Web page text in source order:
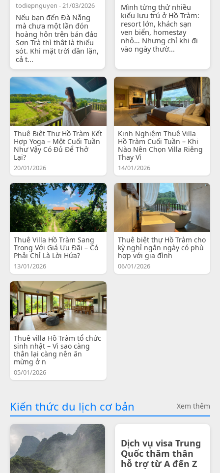
todiepnguyen - 21/03/2026
Nếu bạn đến Đà Nẵng
mà chưa một lần đón
hoàng hôn trên bán đảo
Sơn Trà thì thật là thiếu
sót. Khi mặt trời dần lặn,
cả t...
Mình từng thử nhiều
kiểu lưu trú ở Hồ Tràm:
resort lớn, khách sạn
ven biển, homestay
nhỏ… Nhưng chỉ khi đi
vào ngày thườ...
Thuê Biệt Thự Hồ Tràm Kết
Hợp Yoga – Một Cuối Tuần
Như Vậy Có Đủ Để Thở
Lại?
20/01/2026
Kinh Nghiệm Thuê Villa
Hồ Tràm Cuối Tuần – Khi
Nào Nên Chọn Villa Riêng
Thay Vì
14/01/2026
Thuê Villa Hồ Tràm Sang
Trọng Với Giá Ưu Đãi – Có
Phải Chỉ Là Lời Hứa?
13/01/2026
Thuê biệt thự Hồ Tràm cho
kỳ nghỉ ngắn ngày có phù
hợp với gia đình
06/01/2026
Thuê villa Hồ Tràm tổ chức
sinh nhật – Vì sao càng
thân lại càng nên ăn
mừng ở n
05/01/2026
Kiến thức du lịch cơ bản Xem thêm
Dịch vụ visa Trung
Quốc thăm thân
hỗ trợ từ A đến Z